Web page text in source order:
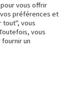
vous offrir
préférences et
tout", vous
vous
un